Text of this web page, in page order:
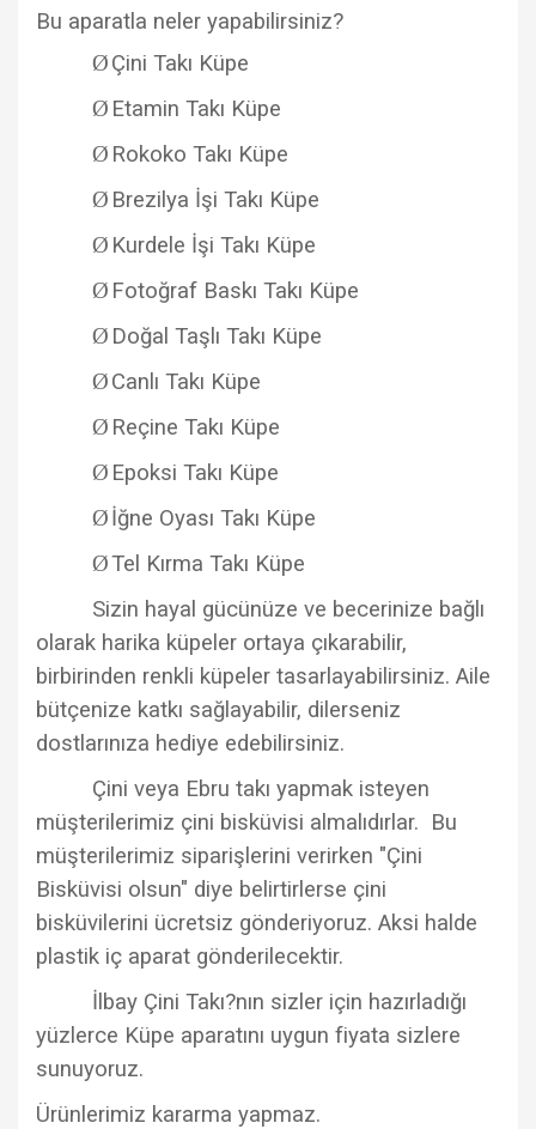
Bu aparatla neler yapabilirsiniz?
ØÇini Takı Küpe
Ø Etamin Takı Küpe
Ø Rokoko Takı Küpe
Ø Brezilya İşi Takı Küpe
Ø Kurdele İşi Takı Küpe
Ø Fotoğraf Baskı Takı Küpe
Ø Doğal Taşlı Takı Küpe
ØCanlı Takı Küpe
Ø Reçine Takı Küpe
Ø Epoksi Takı Küpe
Øİğne Oyası Takı Küpe
ØTel Kırma Takı Küpe
Sizin hayal gücünüze ve becerinize bağlı
olarak harika küpeler ortaya çıkarabilir,
birbirinden renkli küpeler tasarlayabilirsiniz. Aile
bütçenize katkı sağlayabilir, dilerseniz
dostlarınıza hediye edebilirsiniz.
Çini veya Ebru takı yapmak isteyen
müşterilerimiz çini bisküvisi almalıdırlar. Bu
müşterilerimiz siparişlerini verirken "Çini
Bisküvisi olsun" diye belirtirlerse çini
bisküvilerini ücretsiz gönderiyoruz. Aksi halde
plastik iç aparat gönderilecektir.
İlbay Çini Takı?nın sizler için hazırladığı
yüzlerce Küpe aparatını uygun fiyata sizlere
sunuyoruz.
Ürünlerimiz kararma yapmaz.